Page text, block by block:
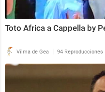
Toto Africa a Cappella by
Vilma de Gea | 94 Reproducciones